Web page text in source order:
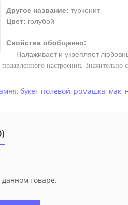
Другое название: туркенит
Цвет: голубой
Свойства обобщенно:
Налаживает и укрепляет
настроения. Значительно
, букет полевой, ромашка, мак,
товаре.